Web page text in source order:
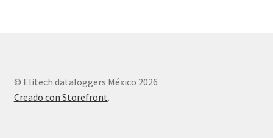
© Elitech dataloggers México 2026
Creado con Storefront.